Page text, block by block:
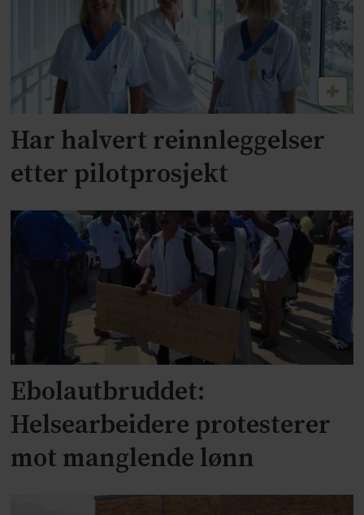
Har halvert reinnleggelser
etter pilotprosjekt
Ebolautbruddet:
Helsearbeidere protesterer
mot manglende lønn